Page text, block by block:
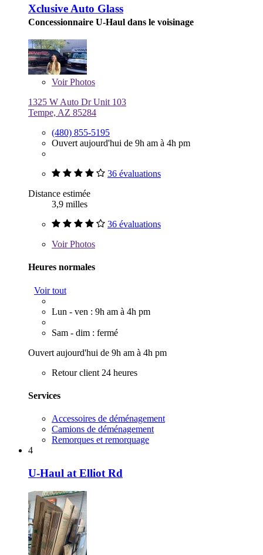
Xclusive Auto Glass
Concessionnaire U-Haul dans le voisinage
VoirPhotos
1325 W Auto Dr Unit 103
Tempe, AZ 85284
(480) 855-5195
Ouvert aujourd'hui de 9h am à 4h pm
36 évaluations
Distance estimée
3,9 milles
36 évaluations
VoirPhotos
Heures normales
Voir tout
Lun - ven : 9h am à 4h pm
Sam - dim : fermé
Ouvert aujourd'hui de 9h am à 4h pm
Retour client 24 heures
Services
Accessoires de déménagement
Camions de déménagement
Remorques et remorquage
4
U-Haul at Elliot Rd